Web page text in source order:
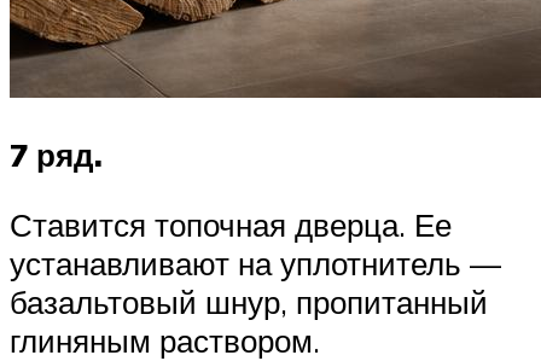
7 ряд.
Ставится топочная дверца. Ее
устанавливают на уплотнитель —
базальтовый шнур, пропитанный
глиняным раствором.